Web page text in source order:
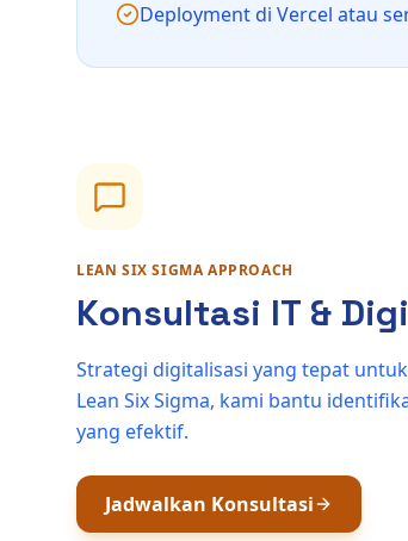
Deployment di Vercel atau
LEAN SIX SIGMA APPROACH
Konsultasi IT &
Strategi digitalisasi yang tepat
Lean Six Sigma, kami bantu
yang efektif.
Jadwalkan Konsultasi